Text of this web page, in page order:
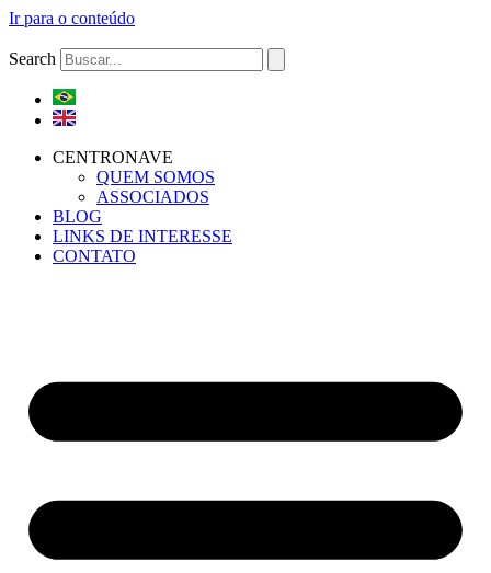
Ir para o conteúdo
Search
CENTRONAVE
QUEM SOMOS
ASSOCIADOS
BLOG
LINKS DE INTERESSE
CONTATO